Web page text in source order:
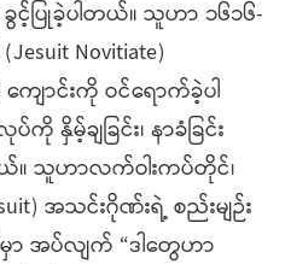
ပြုခဲ့ပါတယ်။ သူဟာ ၁၆၁၆-
Novitiate)
ျောင်းကို ဝင်ရောက်ခဲ့ပါ
မ့်ချခြင်း၊ နာခံခြင်း
။ သူဟာလက်ဝါးကပ်တိုင်၊
အသင်းဂိုဏ်းရဲ့ စည်းမျဉ်း
အပ်လျက် “ဒါတွေဟာ